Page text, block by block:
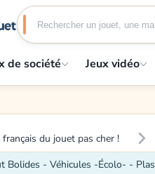
de société Jeux vidéo
du jouet pas cher !
Bolides - Véhicules -Écolo- -